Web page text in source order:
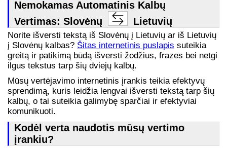
Nemokamas Automatinis Kalbų
Vertimas: Slovėnų
Lietuvių
Norite išversti tekstą iš Slovėnų į Lietuvių ar iš Lietuvių
į Slovėnų kalbas? Šitas internetinis puslapis suteikia
greitą ir patikimą būdą išversti žodžius, frazes bei netgi
ilgus tekstus tarp šių dviejų kalbų.
Mūsų vertėjavimo internetinis įrankis teikia efektyvų
sprendimą, kuris leidžia lengvai išversti tekstą tarp šių
kalbų, o tai suteikia galimybę sparčiai ir efektyviai
komunikuoti.
Kodėl verta naudotis mūsų vertimo
įrankiu?